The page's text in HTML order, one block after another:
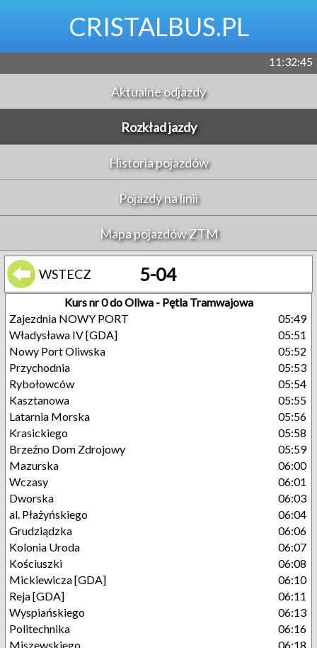
CRISTALBUS.PL
11:32:46
Aktualne odjazdy
Rozkład jazdy
Historia pojazdów
Pojazdy na linii
Mapa pojazdów ZTM
WSTECZ 5-04
Kurs nr 0 do Oliwa - Pętla Tramwajowa
Zajezdnia NOWY PORT
05:49
Władysława IV [GDA]
05:51
Nowy Port Oliwska
05:52
Przychodnia
05:53
Rybołowców
05:54
Kasztanowa
05:55
Latarnia Morska
05:56
Krasickiego
05:58
Brzeźno Dom Zdrojowy
05:59
Mazurska
06:00
Wczasy
06:01
Dworska
06:03
al. Płażyńskiego
06:04
Grudziądzka
06:06
Kolonia Uroda
06:07
Kościuszki
06:08
Mickiewicza [GDA]
06:10
Reja [GDA]
06:11
Wyspiańskiego
06:13
Politechnika
06:16
Miszewskiego
06:18